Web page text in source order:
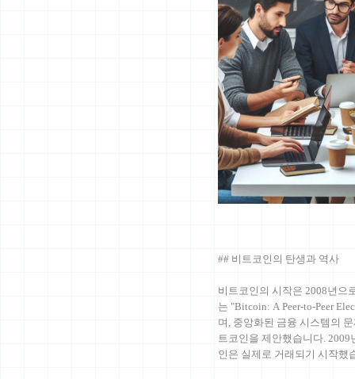
## 비트코인의 탄생과 역사
비트코인의 시작은 2008년으
는 "Bitcoin: A Peer-to-Peer
며, 중앙화된 금융 시스템의
트코인을 제안했습니다.
인은 실제로 거래되기 시작했